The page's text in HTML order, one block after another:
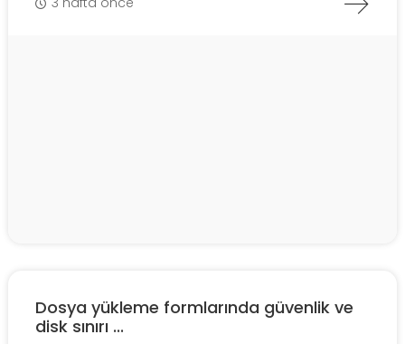
Dosya yükleme formlarında güvenlik ve
disk sınırı ...